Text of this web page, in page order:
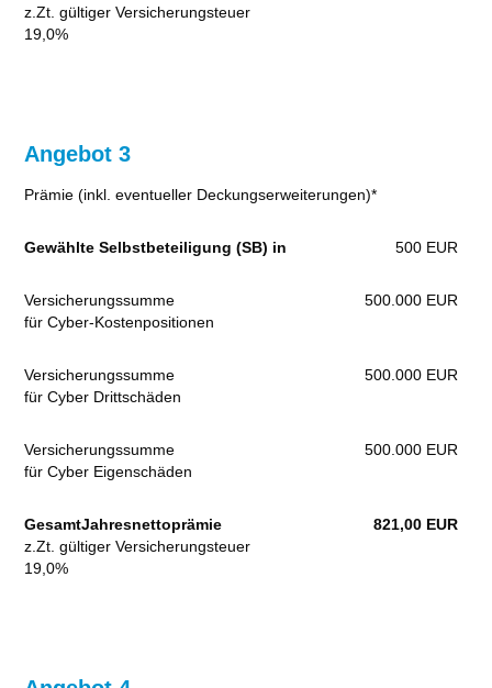
z.Zt. gültiger Versicherungsteuer
19,0%
Angebot 3
Prämie (inkl. eventueller Deckungserweiterungen)*
Gewählte Selbstbeteiligung (SB) in 500 EUR
Versicherungssumme
für Cyber-Kostenpositionen
500.000 EUR
Versicherungssumme
für Cyber Drittschäden
500.000 EUR
Versicherungssumme
für Cyber Eigenschäden
500.000 EUR
GesamtJahresnettoprämie
z.Zt. gültiger Versicherungsteuer
19,0%
821,00 EUR